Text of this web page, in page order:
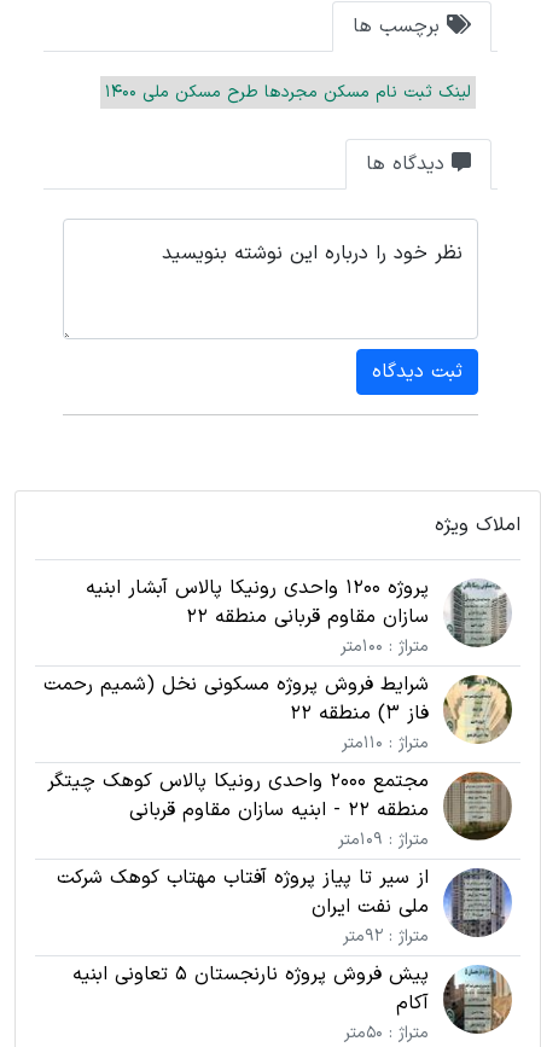
برچسب ها
لینک ثبت نام مسکن مجردها طرح مسکن ملی 1400
دیدگاه ها
نظر خود را درباره این نوشته بنویسید
ثبت دیدگاه
املاک ویژه
پروژه 1200 واحدی رونیکا پالاس آبشار ابنیه
سازان مقاوم قربانی منطقه 22
متراژ : 100متر
شرایط فروش پروژه مسکونی نخل (شمیم رحمت
فاز 3) منطقه 22
متراژ : 110متر
مجتمع 2000 واحدی رونیکا پالاس کوهک چیتگر
منطقه 22 - ابنیه سازان مقاوم قربانی
متراژ : 109متر
از سیر تا پیاز پروژه آفتاب مهتاب کوهک شرکت
ملی نفت ایران
متراژ : 92متر
پیش فروش پروژه نارنجستان 5 تعاونی ابنیه
آکام
متراژ : 50متر